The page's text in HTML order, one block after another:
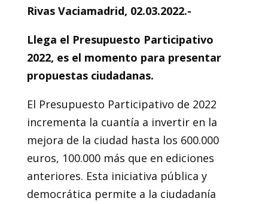
Rivas Vaciamadrid, 02.03.2022.-
Llega el Presupuesto Participativo
2022, es el momento para presentar
propuestas ciudadanas.
El Presupuesto Participativo de 2022
incrementa la cuantía a invertir en la
mejora de la ciudad hasta los 600.000
euros, 100.000 más que en ediciones
anteriores. Esta iniciativa pública y
democrática permite a la ciudadanía